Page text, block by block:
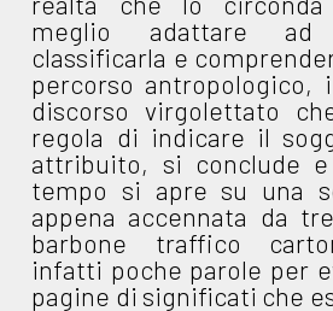
meglio adattare
classificarla e
percorso antropologico,
discorso virgolettato
regola di indicare il
attribuito, si conclude
tempo si apre su una
appena accennata da
barbone traffico
infatti poche parole per
pagine di significati che